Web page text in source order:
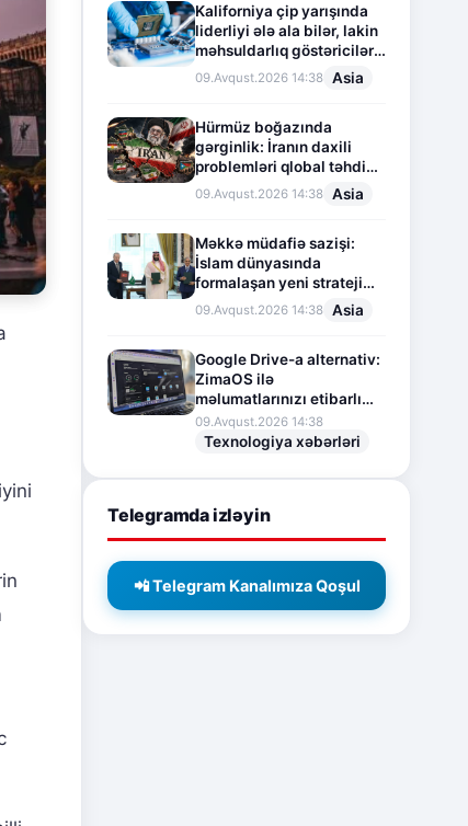
Kaliforniya çip yarışında
liderliyi ələ ala bilər, lakin
məhsuldarlıq göstəriciləri
aşağı düşür
09.Avqust.2026 14:38 Asia
Hürmüz boğazında
gərginlik: İranın daxili
problemləri qlobal təhdidə
çevrilir
09.Avqust.2026 14:38 Asia
Məkkə müdafiə sazişi:
İslam dünyasında
formalaşan yeni strateji
tarazlıq
09.Avqust.2026 14:38 Asia
Google Drive-a alternativ:
ZimaOS ilə
məlumatlarınızı etibarlı
şəkildə qoruyun
09.Avqust.2026 14:38
Texnologiya xəbərləri
Telegramda izləyin
📲 Telegram Kanalımıza Qoşul